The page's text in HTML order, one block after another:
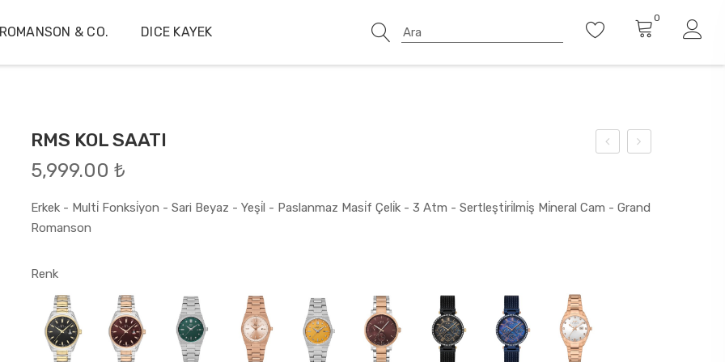
& CO. DICE KAYEK
0
RMS KOL SAATI
5,999.00 ₺
Erkek - Multi̇ Fonksi̇yon - Sari Beyaz - Yeşi̇l - Paslanmaz Masi̇f Çeli̇k - 3 Atm - Sertleşti̇ri̇lmi̇ş Mi̇neral Cam - Grand
Romanson
Renk